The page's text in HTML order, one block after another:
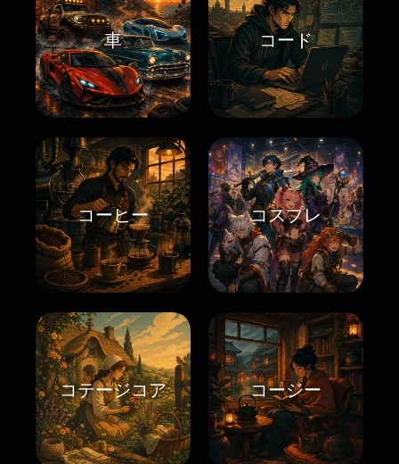
車 コード
コーヒー コスプレ
コテージコア コージー